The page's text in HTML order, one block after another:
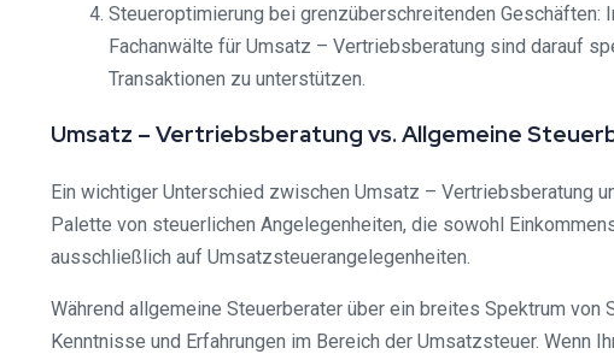
Steueroptimierung bei grenzüberschreitenden
Fachanwälte für Umsatz – Vertriebsberatung sind darauf
Transaktionen zu unterstützen.
Umsatz – Vertriebsberatung vs. Allgemeine
Ein wichtiger Unterschied zwischen Umsatz – Vertriebsberatung
Palette von steuerlichen Angelegenheiten, die sowohl
ausschließlich auf Umsatzsteuerangelegenheiten.
Während allgemeine Steuerberater über ein breites Spektrum
Kenntnisse und Erfahrungen im Bereich der Umsatzsteuer.